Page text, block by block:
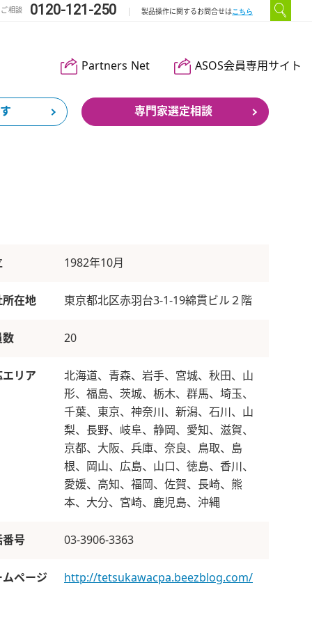
相談 0120-121-250 製品操作に関するお問合せは こちら
Partners Net ASOS会員専用サイト
専門家選定相談
1982年10月
所在地 東京都北区赤羽台3-1-19綿貫ビル２階
数 20
エリア
北海道、青森、岩手、宮城、秋田、山
形、福島、茨城、栃木、群馬、埼玉、
千葉、東京、神奈川、新潟、石川、山
梨、長野、岐阜、静岡、愛知、滋賀、
京都、大阪、兵庫、奈良、鳥取、島
根、岡山、広島、山口、徳島、香川、
愛媛、高知、福岡、佐賀、長崎、熊
本、大分、宮崎、鹿児島、沖縄
番号 03-3906-3363
ムページ http://tetsukawacpa.beezblog.com/